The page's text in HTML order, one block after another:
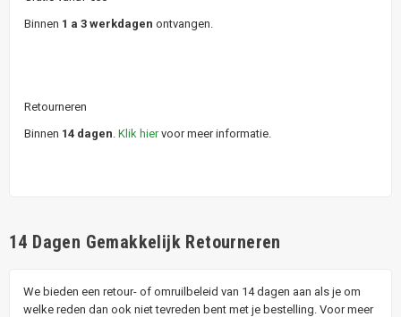
Binnen 1 a 3 werkdagen ontvangen.
Retourneren
Binnen 14 dagen Klik hiervoor meer informatie.
14 Dagen Gemakkelijk Retourneren
We bieden een retour- of omruilbeleid van 14 dagen aan als je om
welke reden dan ook niet tevreden bent met je bestelling. Voor meer